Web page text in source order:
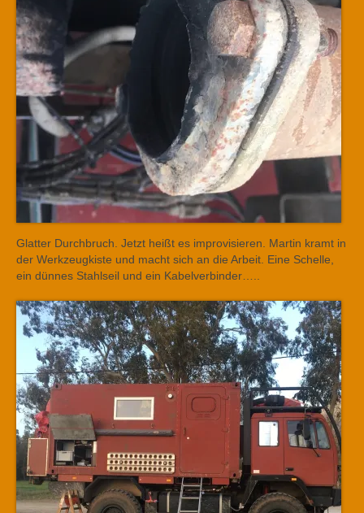
Glatter Durchbruch. Jetzt heißt es improvisieren. Martin kramt in
der Werkzeugkiste und macht sich an die Arbeit. Eine Schelle,
ein dünnes Stahlseil und ein Kabelverbinder…..